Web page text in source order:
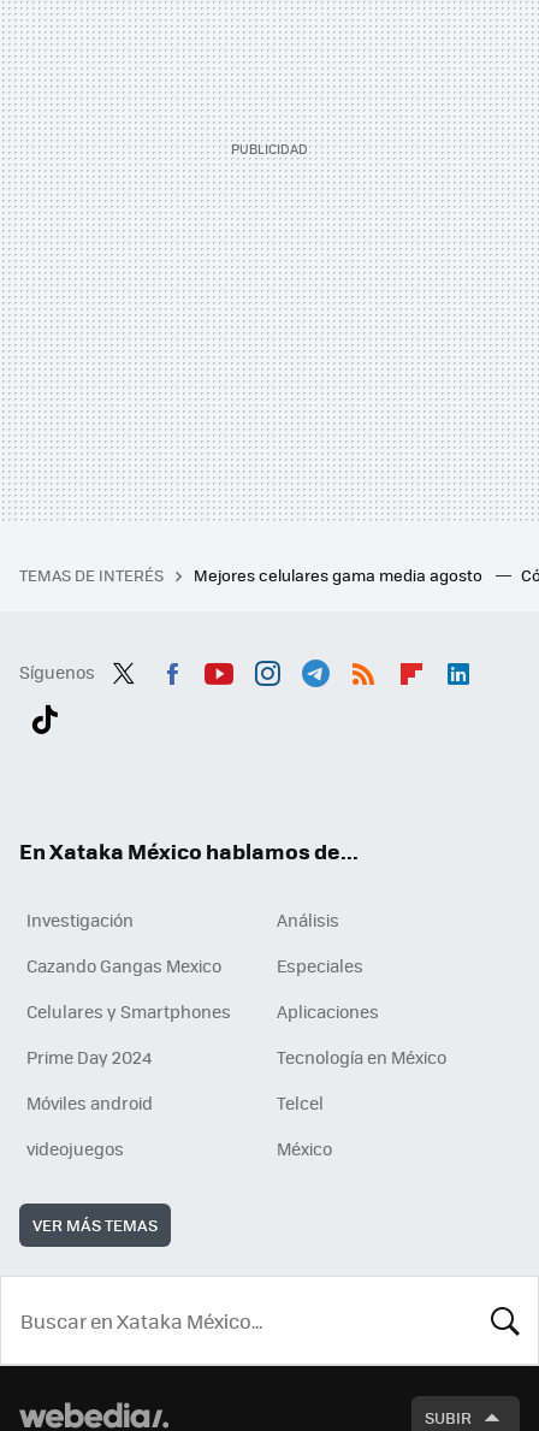
TEMAS DE INTERÉS Mejores celulares gama media agosto
Síguenos
En Xataka México hablamos de...
Investigación
Análisis
Cazando Gangas Mexico
Especiales
Celulares y Smartphones
Aplicaciones
Prime Day 2024
Tecnología en México
Móviles android
Telcel
videojuegos
México
VER MÁS TEMAS
SUBIR